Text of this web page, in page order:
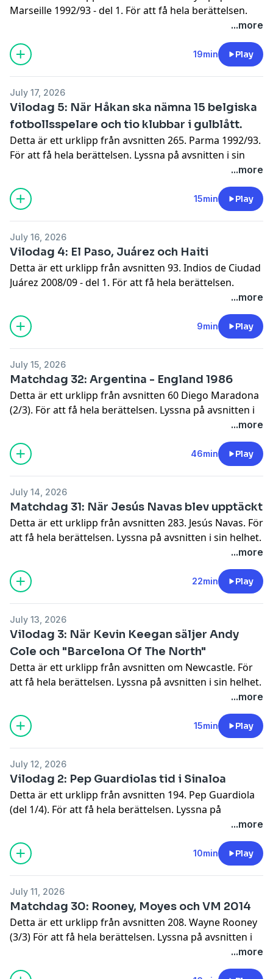
Marseille 1992/93 - del 1. För att få hela berättelsen.
for more
information.
...more
19min Play
July 17, 2026
Vilodag 5: När Håkan ska nämna 15 belgiska
fotbollsspelare och tio klubbar i gulblått.
Detta är ett urklipp från avsnitten 265. Parma 1992/93.
För att få hela berättelsen. Lyssna på avsnitten i sin
for more
information.
...more
15min Play
July 16, 2026
Vilodag 4: El Paso, Juárez och Haiti
Detta är ett urklipp från avsnitten 93. Indios de Ciudad
Juárez 2008/09 - del 1. För att få hela berättelsen.
for more
information.
...more
9min Play
July 15, 2026
Matchdag 32: Argentina - England 1986
Detta är ett urklipp från avsnitten 60 Diego Maradona
(2/3). För att få hela berättelsen. Lyssna på avsnitten i
for more
information.
...more
46min Play
July 14, 2026
Matchdag 31: När Jesús Navas blev upptäckt
Detta är ett urklipp från avsnitten 283. Jesús Navas. För
att få hela berättelsen. Lyssna på avsnitten i sin helhet.
for more...more
22min Play
July 13, 2026
Vilodag 3: När Kevin Keegan säljer Andy
Cole och "Barcelona Of The North"
Detta är ett urklipp från avsnitten om Newcastle. För
att få hela berättelsen. Lyssna på avsnitten i sin helhet.
for more...more
15min Play
July 12, 2026
Vilodag 2: Pep Guardiolas tid i Sinaloa
Detta är ett urklipp från avsnitten 194. Pep Guardiola
(del 1/4). För att få hela berättelsen. Lyssna på
for more
information.
...more
10min Play
July 11, 2026
Matchdag 30: Rooney, Moyes och VM 2014
Detta är ett urklipp från avsnitten 208. Wayne Rooney
(3/3) För att få hela berättelsen. Lyssna på avsnitten i
for more
...more